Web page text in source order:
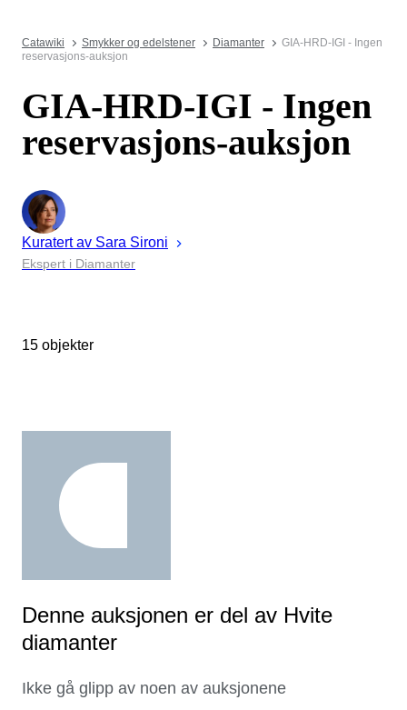
Catawiki Smykker og edelstener Diamanter
GIA-HRD-IGI - Ingen
reservasjons-auksjon
GIA-HRD-IGI - Ingen
reservasjons-auksjon
Kuratert av Sara Sironi
Ekspert i Diamanter
15 objekter
Denne auksjonen er del av Hvite
diamanter
Ikke gå glipp av noen av auksjonene